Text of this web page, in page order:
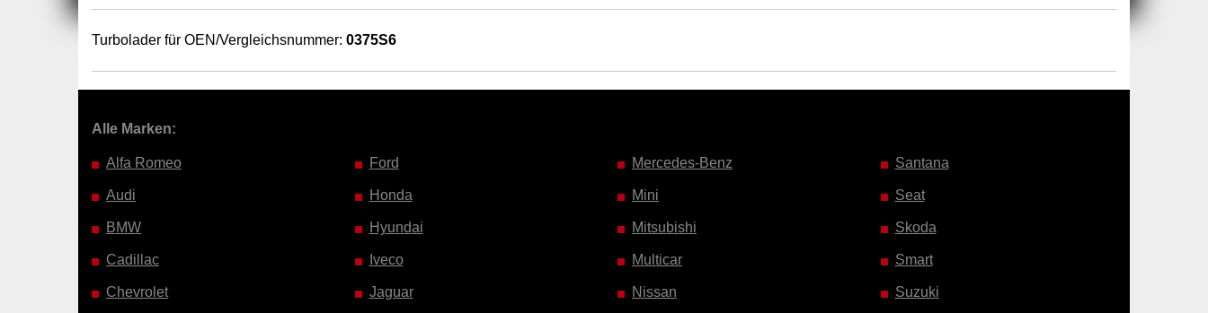
Turbolader für OEN/Vergleichsnummer: 0375S6
Alle Marken:
Alfa Romeo
Audi
BMW
Cadillac
Chevrolet
Ford
Honda
Hyundai
Iveco
Jaguar
Mercedes-Benz
Mini
Mitsubishi
Multicar
Nissan
Santana
Seat
Skoda
Smart
Suzuki